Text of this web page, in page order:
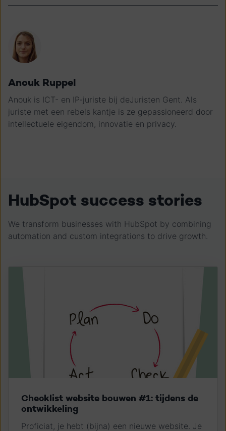
Anouk Ruppel
Anouk is ICT- en IP-juriste bij deJuristen Gent. Als
juriste met een rebels kantje is ze gepassioneerd door
intellectuele eigendom, innovatie en privacy.
HubSpot success stories
We transform businesses with HubSpot by combining
automation and custom integrations to drive growth.
Checklist website bouwen #1: tijdens de
ontwikkeling
Proficiat, je hebt (bijna) een nieuwe website. Je